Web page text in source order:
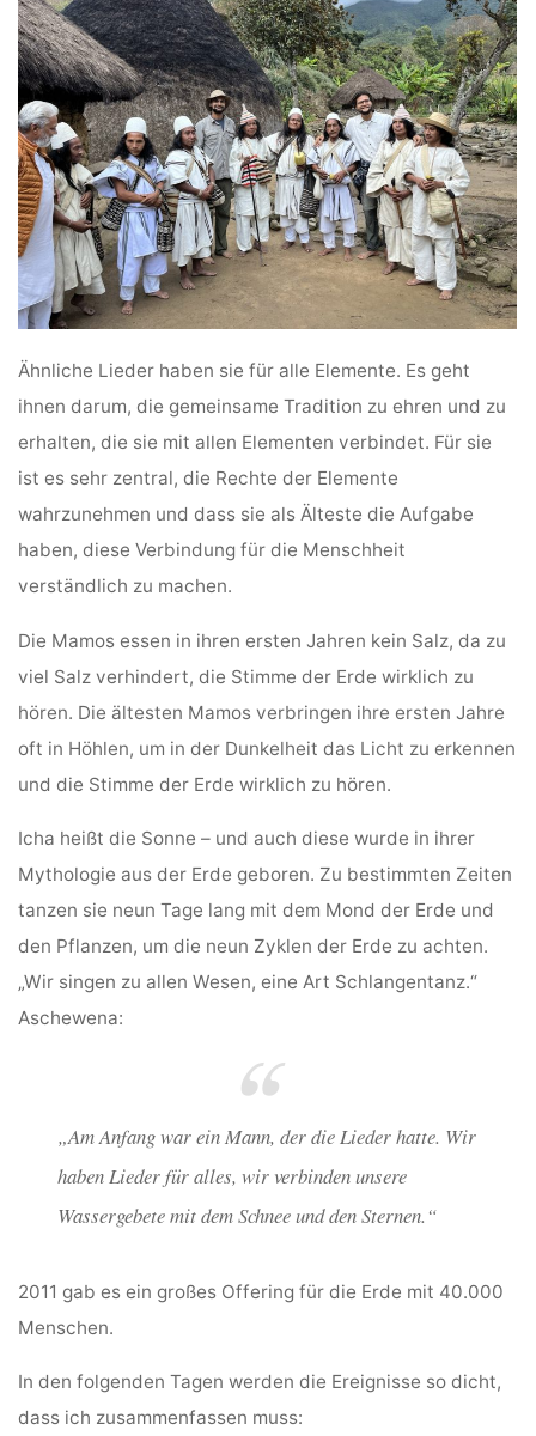
Ähnliche Lieder haben sie für alle Elemente. Es geht
ihnen darum, die gemeinsame Tradition zu ehren und zu
erhalten, die sie mit allen Elementen verbindet. Für sie
ist es sehr zentral, die Rechte der Elemente
wahrzunehmen und dass sie als Älteste die Aufgabe
haben, diese Verbindung für die Menschheit
verständlich zu machen.
Die Mamos essen in ihren ersten Jahren kein Salz, da zu
viel Salz verhindert, die Stimme der Erde wirklich zu
hören. Die ältesten Mamos verbringen ihre ersten Jahre
oft in Höhlen, um in der Dunkelheit das Licht zu erkennen
und die Stimme der Erde wirklich zu hören.
Icha heißt die Sonne – und auch diese wurde in ihrer
Mythologie aus der Erde geboren. Zu bestimmten Zeiten
tanzen sie neun Tage lang mit dem Mond der Erde und
den Pflanzen, um die neun Zyklen der Erde zu achten.
„Wir singen zu allen Wesen, eine Art Schlangentanz.“
Aschewena:
„Am Anfang war ein Mann, der die Lieder hatte. Wir
haben Lieder für alles, wir verbinden unsere
Wassergebete mit dem Schnee und den Sternen.“
2011 gab es ein großes Offering für die Erde mit 40.000
Menschen.
In den folgenden Tagen werden die Ereignisse so dicht,
dass ich zusammenfassen muss: